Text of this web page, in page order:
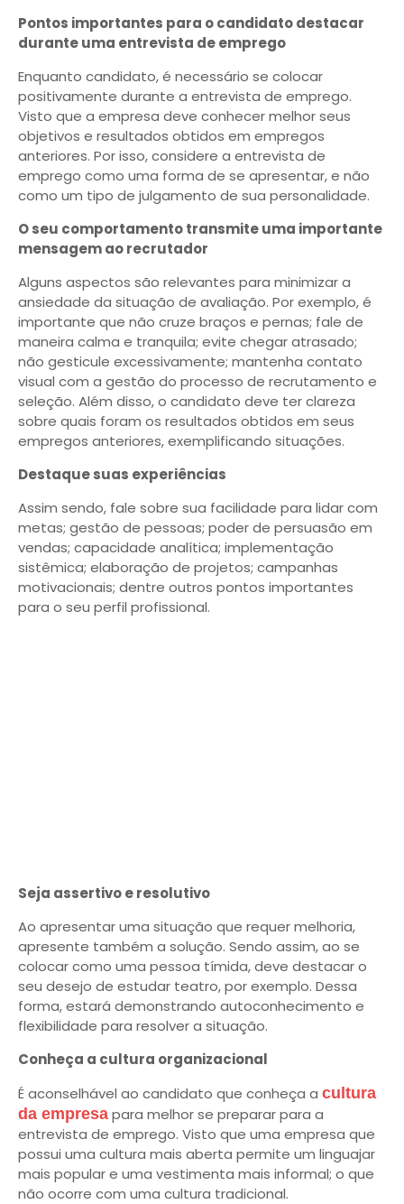
Pontos importantes para o candidato destacar
durante uma entrevista de emprego
Enquanto candidato, é necessário se colocar
positivamente durante a entrevista de emprego.
Visto que a empresa deve conhecer melhor seus
objetivos e resultados obtidos em empregos
anteriores. Por isso, considere a entrevista de
emprego como uma forma de se apresentar, e não
como um tipo de julgamento de sua personalidade.
O seu comportamento transmite uma importante
mensagem ao recrutador
Alguns aspectos são relevantes para minimizar a
ansiedade da situação de avaliação. Por exemplo, é
importante que não cruze braços e pernas; fale de
maneira calma e tranquila; evite chegar atrasado;
não gesticule excessivamente; mantenha contato
visual com a gestão do processo de recrutamento e
seleção. Além disso, o candidato deve ter clareza
sobre quais foram os resultados obtidos em seus
empregos anteriores, exemplificando situações.
Destaque suas experiências
Assim sendo, fale sobre sua facilidade para lidar com
metas; gestão de pessoas; poder de persuasão em
vendas; capacidade analítica; implementação
sistêmica; elaboração de projetos; campanhas
motivacionais; dentre outros pontos importantes
para o seu perfil profissional.
Seja assertivo e resolutivo
Ao apresentar uma situação que requer melhoria,
apresente também a solução. Sendo assim, ao se
colocar como uma pessoa tímida, deve destacar o
seu desejo de estudar teatro, por exemplo. Dessa
forma, estará demonstrando autoconhecimento e
flexibilidade para resolver a situação.
Conheça a cultura organizacional
É aconselhável ao candidato que conheça a cultura
da empresa para melhor se preparar para a
entrevista de emprego. Visto que uma empresa que
possui uma cultura mais aberta permite um linguajar
mais popular e uma vestimenta mais informal; o que
não ocorre com uma cultura tradicional.